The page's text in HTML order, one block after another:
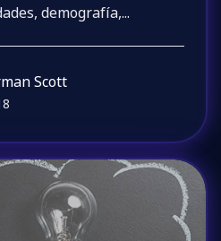
demografía,...
Scott